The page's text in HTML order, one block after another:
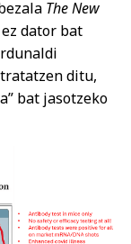
The New
dator bat
tratatzen ditu,
bat jasotzeko